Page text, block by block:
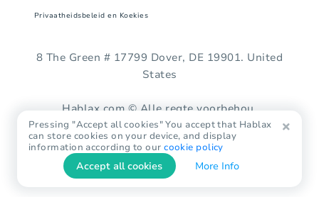
Privaatheidsbeleid en Koekies
8 The Green # 17799 Dover, DE 19901. United
States
Hablax.com © Alle regte voorbehou.
Pressing "Accept all cookies" You accept that Hablax
can store cookies on your device, and display
information according to ourcookie policy
Accept all cookies More Info